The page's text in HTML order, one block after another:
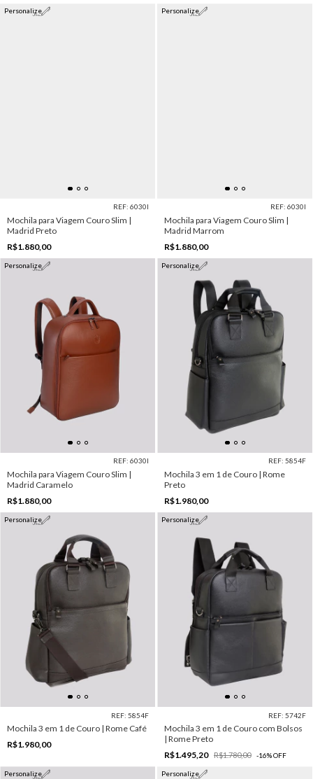
Personalize
REF: 6030I
Mochila para Viagem Couro Slim |
Madrid Preto
R$1.880,00
Personalize
REF: 6030I
Mochila para Viagem Couro Slim |
Madrid Marrom
R$1.880,00
Personalize
REF: 6030I
Mochila para Viagem Couro Slim |
Madrid Caramelo
R$1.880,00
Personalize
REF: 5854F
Mochila 3 em 1 de Couro | Rome
Preto
R$1.980,00
Personalize
REF: 5854F
Mochila 3 em 1 de Couro | Rome Café
R$1.980,00
Personalize
REF: 5742F
Mochila 3 em 1 de Couro com Bolsos
| Rome Preto
R$1.495,20
R$1.780,00 -16%OFF
Personalize Personalize